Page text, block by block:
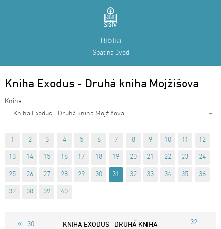
Biblia
Späť na úvod
Kniha Exodus - Druhá kniha Mojžišova
- Kniha Exodus - Druhá kniha Mojžišova
1 2 3 4 5 6 7 8 9 10 11 12
13 14 15 16 17 18 19 20 21 22 23 24
25 26 27 28 29 30 31 32 33 34 35 36
37 38 39 40
30.
KNIHA EXODUS - DRUHÁ KNIHA
32.